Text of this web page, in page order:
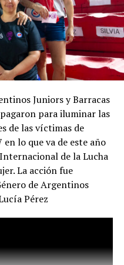
que sostiene
de la marcha
de Inteligencia
responde a Santiago
de “inteligencia”
de la gestión
de los jubilados
presencia de un
intenta hacer su
expresión. El video
explica de qué modo
dispararle un cartucho
Juniors y Barracas
para iluminar las
de las víctimas de
lo que va de este año
de la Lucha
La acción fue
de Argentinos
Pérez